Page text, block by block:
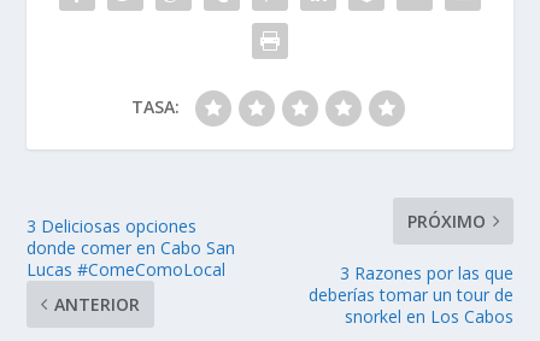
TASA:
3 Deliciosas opciones
donde comer en Cabo San
Lucas #ComeComoLocal
ANTERIOR
PRÓXIMO
3 Razones por las que
deberías tomar un tour de
snorkel en Los Cabos